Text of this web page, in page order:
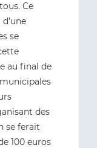
Ce
se
au final de
des
se ferait
100 euros